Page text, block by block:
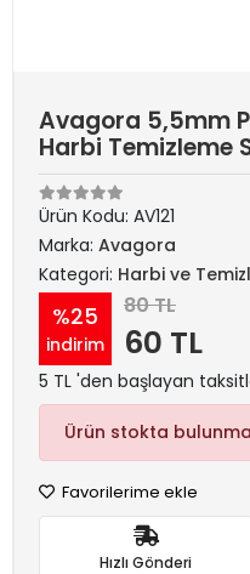
Avagora 5,5mm
Harbi Temizleme
Ürün Kodu: AV121
Marka: Avagora
Kategori: Harbi ve
%25
indirim
80 TL
60 TL
5 TL 'den başlayan
Ürün stokta
Favorilerime ekle
Hızlı Gönderi